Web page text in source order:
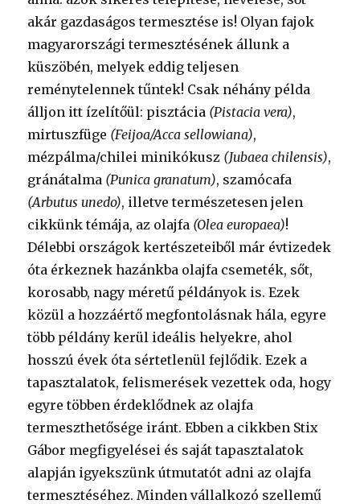
akár gazdaságos termesztése is! Olyan fajok
magyarországi termesztésének állunk a
küszöbén, melyek eddig teljesen
reménytelennek tűntek! Csak néhány példa
álljon itt ízelítőül: pisztácia (Pistacia vera),
mirtuszfüge (Feijoa/Acca sellowiana),
mézpálma/chilei minikókusz (Jubaea chilensis),
gránátalma (Punica granatum), szamócafa
(Arbutus unedo), illetve természetesen jelen
cikkünk témája, az olajfa (Olea europaea)!
Délebbi országok kertészeteiből már évtizedek
óta érkeznek hazánkba olajfa csemeték, sőt,
korosabb, nagy méretű példányok is. Ezek
közül a hozzáértő megfontolásnak hála, egyre
több példány kerül ideális helyekre, ahol
hosszú évek óta sértetlenül fejlődik. Ezek a
tapasztalatok, felismerések vezettek oda, hogy
egyre többen érdeklődnek az olajfa
termeszthetősége iránt. Ebben a cikkben Stix
Gábor megfigyelései és saját tapasztalatok
alapján igyekszünk útmutatót adni az olajfa
termesztéséhez. Minden vállalkozó szellemű